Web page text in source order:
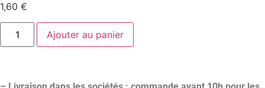
1,60 €
Ajouter au panier